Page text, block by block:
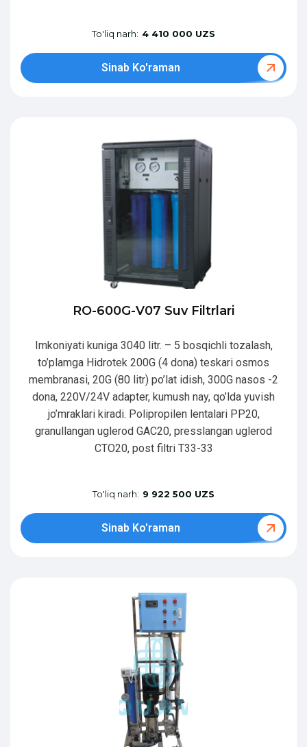
To'liq narh: 4 410 000 UZS
Sinab Ko'raman
RO-600G-V07 Suv Filtrlari
Imkoniyati kuniga 3040 litr. – 5 bosqichli tozalash,
to’plamga Hidrotek 200G (4 dona) teskari osmos
membranasi, 20G (80 litr) po’lat idish, 300G nasos -2
dona, 220V/24V adapter, kumush nay, qo’lda yuvish
jo’mraklari kiradi. Polipropilen lentalari PP20,
granullangan uglerod GAC20, presslangan uglerod
CTO20, post filtri T33-33
To'liq narh: 9 922 500 UZS
Sinab Ko'raman